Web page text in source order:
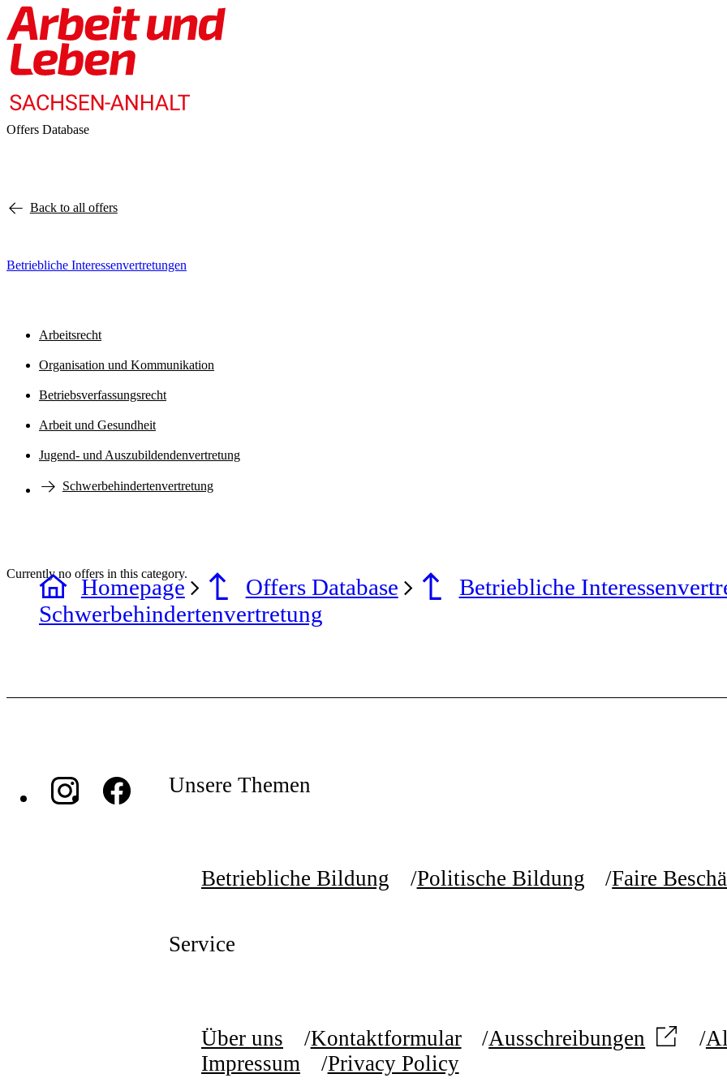
Offers Database
Back to all offers
Betriebliche Interessenvertretungen
Arbeitsrecht
Organisation und Kommunikation
Betriebsverfassungsrecht
Arbeit und Gesundheit
Jugend- und Auszubildendenvertretung
Schwerbehindertenvertretung
Currently no offers in this category.
Homepage Offers Database
Betriebliche
Schwerbehindertenvertretung
Unsere Themen
Betriebliche Bildung Politische Bildung Faire
Service
Über uns Kontaktformular Ausschreibungen
Impressum
Privacy Policy